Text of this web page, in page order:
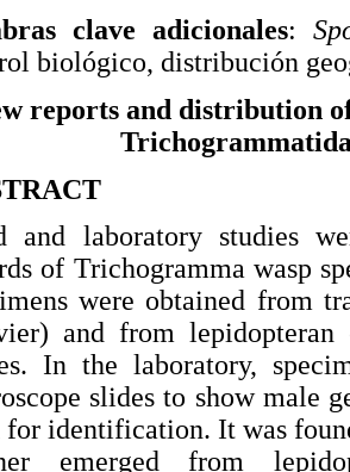
clave adicionales:
biológico, distribución
reports and distribution
and laboratory studies
of Trichogramma wasp
were obtained from
and from lepidopteran
In the laboratory,
slides to show male
for identification. It was
emerged from